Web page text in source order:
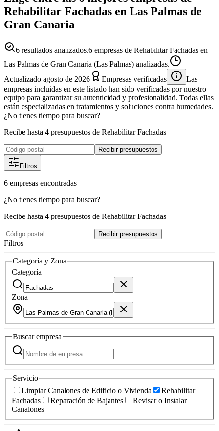
Rehabilitar Fachadas en Las Palmas de
Gran Canaria
6 resultados analizados.6 empresas de Rehabilitar Fachadas en
Las Palmas de Gran Canaria (Las Palmas) analizadas.
Actualizado agosto de 2026 Empresas verificadas
Las
empresas incluidas en este listado han sido verificadas por nuestro
equipo para garantizar su autenticidad y profesionalidad. Todas ellas
están especializadas en tratamientos y soluciones contra humedades.
¿No tienes tiempo para buscar?
Recibe hasta 4 presupuestos de Rehabilitar Fachadas
Recibir presupuestos
Filtros
6 empresas encontradas
¿No tienes tiempo para buscar?
Recibe hasta 4 presupuestos de Rehabilitar Fachadas
Recibir presupuestos
Filtros
Categoría y Zona
Categoría
Zona
Buscarempresa
Servicio
Limpiar Canalones de Edificio o Vivienda
Rehabilitar
Fachadas
Reparación de Bajantes
Revisar o Instalar
Canalones